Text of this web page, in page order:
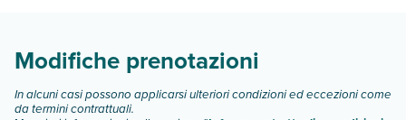
Modifiche prenotazioni
In alcuni casi possono applicarsi ulteriori condizioni ed eccezioni come
da termini contrattuali.